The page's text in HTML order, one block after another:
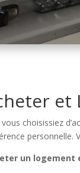
et
vous choisissiez
personnelle.
un logement